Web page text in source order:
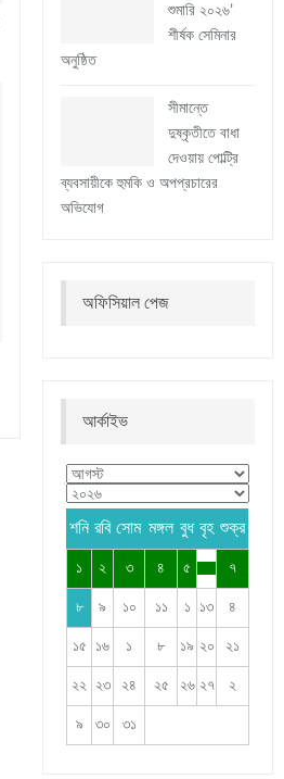
শুমারি ২০২৬’
শীর্ষক সেমিনার
অনুষ্ঠিত
সীমান্তে
দুষ্কৃতীতে বাধা
দেওয়ায় পোল্ট্রি
ব্যবসায়ীকে হুমকি ও অপপ্রচারের
অভিযোগ
অফিসিয়াল পেজ
আর্কাইভ
শনি রবি সোম মঙ্গল বুধ বৃহ শুক্র
১ ২ ৩ ৪ ৫ ৭
৮ ৯ ১০ ১১ ১ ১৩ ৪
১৫ ১৬ ১ ৮ ১৯ ২০ ২১
২২ ২৩ ২৪ ২৫ ২৬ ২৭ ২
৯ ৩০ ৩১